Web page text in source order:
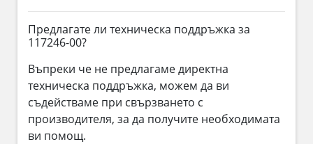
Предлагате ли техническа поддръжка за
117246-00?
Въпреки че не предлагаме директна
техническа поддръжка, можем да ви
съдействаме при свързването с
производителя, за да получите необходимата
ви помощ.